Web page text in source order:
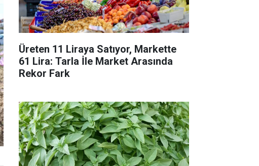
Üreten 11 Liraya Satıyor, Markette
61 Lira: Tarla İle Market Arasında
Rekor Fark